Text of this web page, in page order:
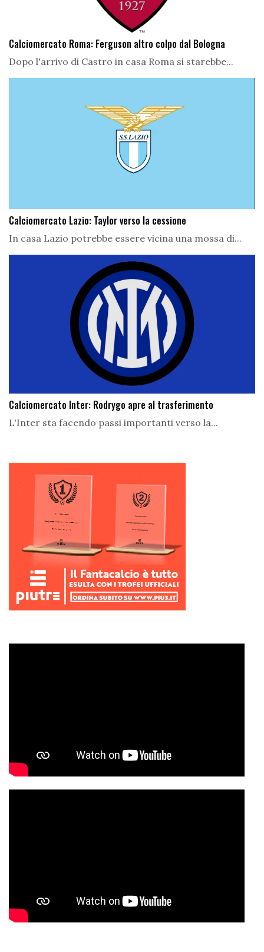
Calciomercato Roma: Ferguson altro colpo dal Bologna
Dopo l'arrivo di Castro in casa Roma si starebbe...
Calciomercato Lazio: Taylor verso la cessione
In casa Lazio potrebbe essere vicina una mossa di...
Calciomercato Inter: Rodrygo apre al trasferimento
L'Inter sta facendo passi importanti verso la...